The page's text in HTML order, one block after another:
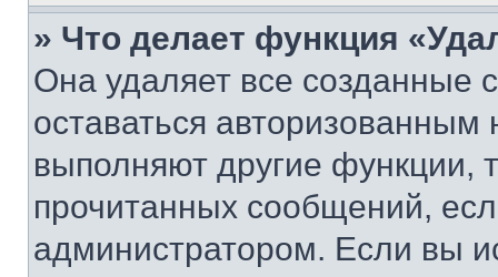
» Что делает функция
Она удаляет все созданные
оставаться
выполняют другие функции,
прочитанных сообщений,
администратором. Если вы